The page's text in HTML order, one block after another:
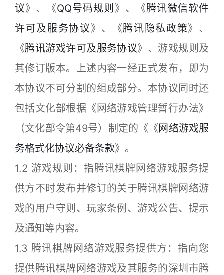
议》、《QQ号码规则 》、《腾讯微信软件
许可及服务协议》、《腾讯隐私政策》、
《腾讯游戏许可及服务协议》、游戏规则及
其修订版本。上述内容一经正式发布，即为
本协议不可分割的组成部分。本协议同时还
包括文化部根据《网络游戏管理暂行办法》
（文化部令第49号）制定的《《网络游戏服
务格式化协议必备条款》。
1.2 游戏规则：指腾讯棋牌网络游戏服务提
供方不时发布并修订的关于腾讯棋牌网络游
戏的用户守则、玩家条例、游戏公告、提示
及通知等内容。
1.3 腾讯棋牌网络游戏服务提供方：指向您
提供腾讯棋牌网络游戏及其服务的深圳市腾